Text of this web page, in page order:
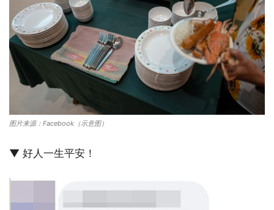
图片来源：Facebook（示意图）
▼ 好人一生平安！